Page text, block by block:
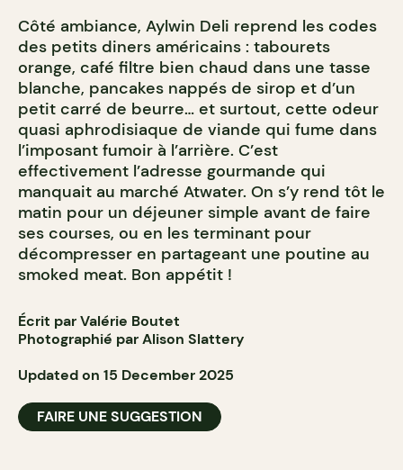
Côté ambiance, Aylwin Deli reprend les codes
des petits diners américains : tabourets
orange, café filtre bien chaud dans une tasse
blanche, pancakes nappés de sirop et d’un
petit carré de beurre… et surtout, cette odeur
quasi aphrodisiaque de viande qui fume dans
l’imposant fumoir à l’arrière. C’est
effectivement l’adresse gourmande qui
manquait au marché Atwater. On s’y rend tôt le
matin pour un déjeuner simple avant de faire
ses courses, ou en les terminant pour
décompresser en partageant une poutine au
smoked meat. Bon appétit !
Écrit par Valérie Boutet
Photographié par Alison Slattery
Updated on 15 December 2025
FAIRE UNE SUGGESTION